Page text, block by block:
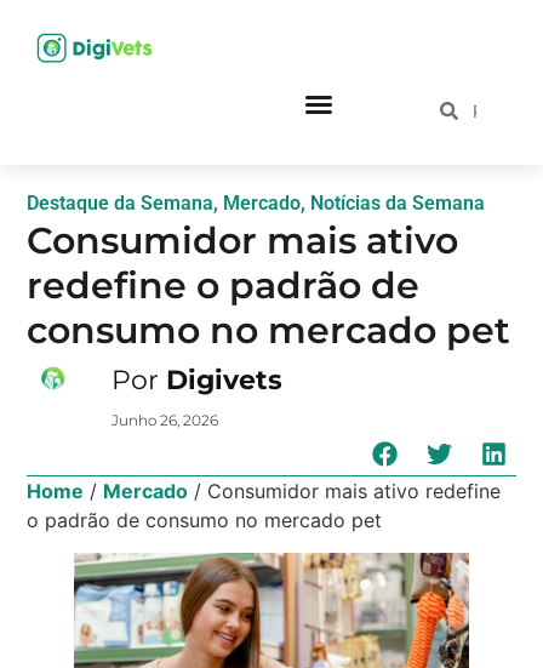
Destaque da Semana, Mercado, Notícias da Semana
Consumidor mais ativo
redefine o padrão de
consumo no mercado pet
Por Digivets
Junho 26, 2026
Home / Mercado / Consumidor mais ativo redefine
o padrão de consumo no mercado pet